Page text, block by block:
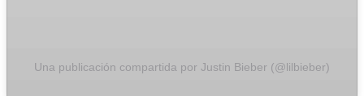
Una publicación compartida por Justin Bieber (@lilbieber)